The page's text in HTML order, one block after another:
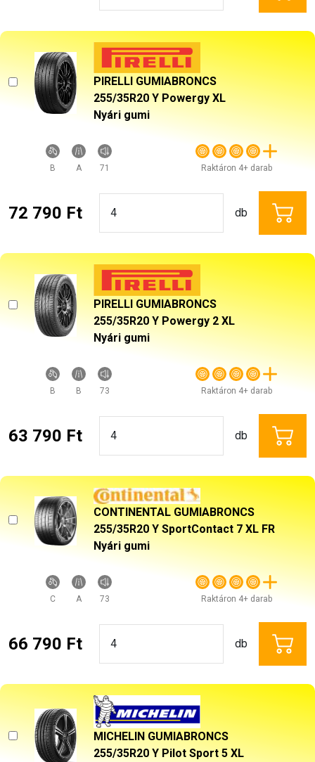
PIRELLI GUMIABRONCS
255/35R20 Y Powergy XL
Nyári gumi
B A 71 Raktáron 4+ darab
72 790 Ft db
PIRELLI GUMIABRONCS
255/35R20 Y Powergy 2 XL
Nyári gumi
B B 73 Raktáron 4+ darab
63 790 Ft db
CONTINENTAL GUMIABRONCS
255/35R20 Y SportContact 7 XL FR
Nyári gumi
C A 73 Raktáron 4+ darab
66 790 Ft db
MICHELIN GUMIABRONCS
255/35R20 Y Pilot Sport 5 XL